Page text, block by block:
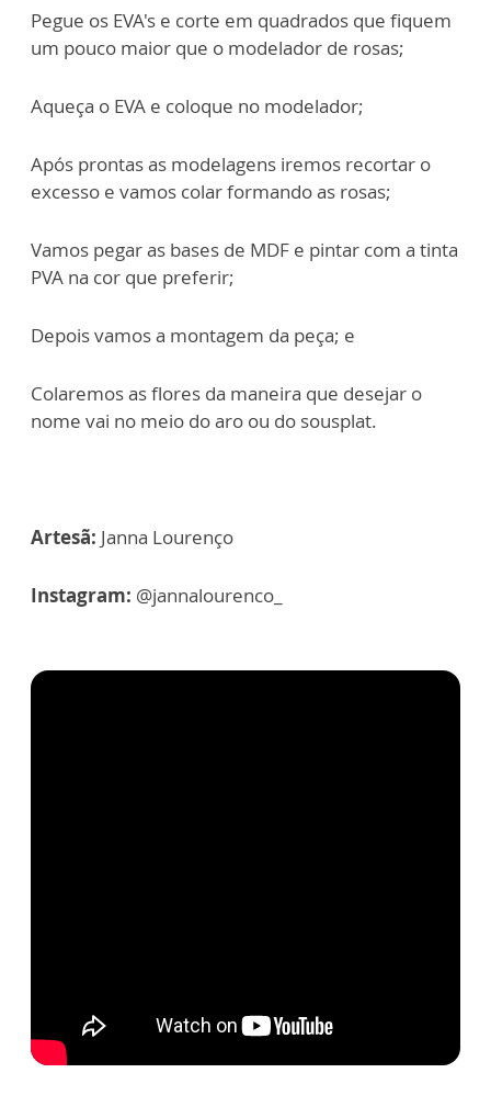
Pegue os EVA's e corte em quadrados que fiquem
um pouco maior que o modelador de rosas;
Aqueça o EVA e coloque no modelador;
Após prontas as modelagens iremos recortar o
excesso e vamos colar formando as rosas;
Vamos pegar as bases de MDF e pintar com a tinta
PVA na cor que preferir;
Depois vamos a montagem da peça; e
Colaremos as flores da maneira que desejar o
nome vai no meio do aro ou do sousplat.
Artesã: Janna Lourenço
Instagram: @jannalourenco_